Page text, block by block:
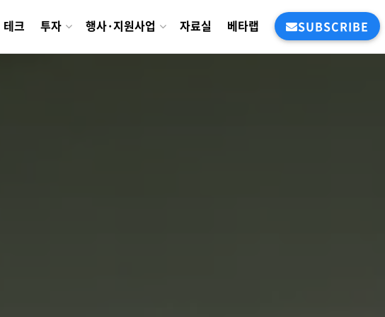
테크 투자 행사·지원사업 자료실 베타랩 SUBSCRIBE